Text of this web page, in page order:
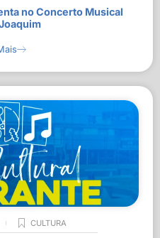
no Concerto Musical
CULTURA